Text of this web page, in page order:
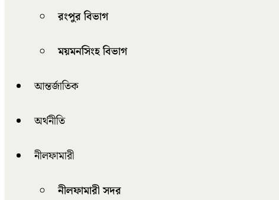
রংপুর বিভাগ
ময়মনসিংহ বিভাগ
আন্তর্জাতিক
অর্থনীতি
নীলফামারী
নীলফামারী সদর